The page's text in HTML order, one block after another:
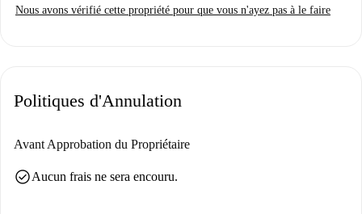
Nous avons vérifié cette propriété pour que vous n'ayez pas à le faire
Politiques d'Annulation
Avant Approbation du Propriétaire
check_circleAucun frais ne sera encouru.